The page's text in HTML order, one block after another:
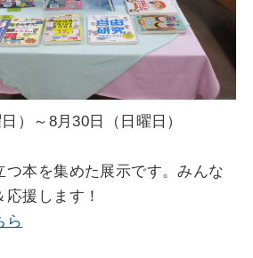
）～8月30日（日曜日）
つ本を集めた展示です。みんな
援します！
ら